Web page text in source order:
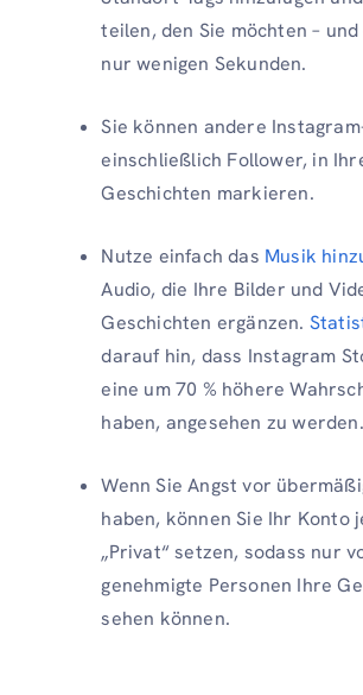
teilen, den Sie möchten –
nur wenigen Sekunden.
Sie können andere
einschließlich Follower, in
Geschichten markieren.
Nutze einfach das Musik
Audio, die Ihre Bilder und
Geschichten ergänzen.
darauf hin, dass Instagram
eine um 70 % höhere
haben, angesehen zu werden.
Wenn Sie Angst vor
haben, können Sie Ihr Konto
„Privat“ setzen, sodass nur
genehmigte Personen Ihre
sehen können.